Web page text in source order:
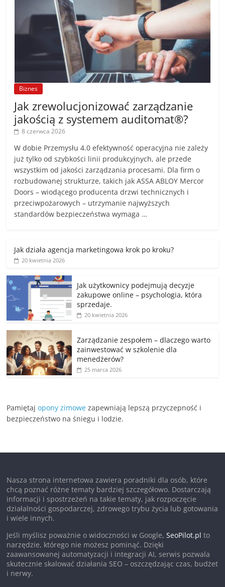
Biznes
Jak zrewolucjonizować zarządzanie
jakością z systemem auditomat®?
8 czerwca 2026
W dobie Przemysłu 4.0 efektywność operacyjna nie zależy
już tylko od szybkości linii produkcyjnych, ale przede
wszystkim od jakości zarządzania procesami. Dla firm o
rozbudowanej strukturze, takich jak ASSA ABLOY Mercor
Doors – wiodącego producenta drzwi technicznych i
przeciwpożarowych – utrzymanie najwyższych
standardów bezpieczeństwa wymaga …
Jak działa agencja marketingowa krok po kroku?
20 kwietnia 2026
Jak użytkownicy podejmują decyzje
zakupowe online – psychologia, która
sprzedaje.
20 kwietnia 2026
Zarządzanie zespołem – dlaczego warto
zainwestować w szkolenie dla
menedżerów?
25 marca 2026
Pamiętajopony zimowe zapewniają lepszą przyczepność i
bezpieczeństwo na śniegu i lodzie.
Nasza strona internetowa zawiera poradniki dla osób, które
chcą poznać różne tematy bardziej szczegółowo. Dostarczają
informacji i spostrzeżeń na takie tematy, jak rozpoczęcie
działalności gospodarczej, zdrowego trybu życia lub gotowania
i wiele innych.
Jeśli myślisz poważnie o widoczności w Google,SeoPilot.pl to
narzędzie, którego nie możesz pominąć. Dzięki
zaawansowanej automatyzacji i integracji AI, serwis pozwala
skutecznie skalować działania SEO – oszczędzając czas, budżet
i nerwy.